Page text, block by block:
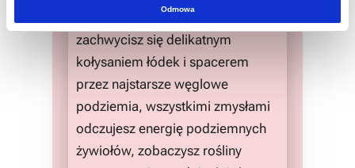
Odmowa
zachwycisz się delikatnym
kołysaniem łódek i spacerem
przez najstarsze węglowe
podziemia, wszystkimi zmysłami
odczujesz energię podziemnych
żywiołów, zobaczysz rośliny